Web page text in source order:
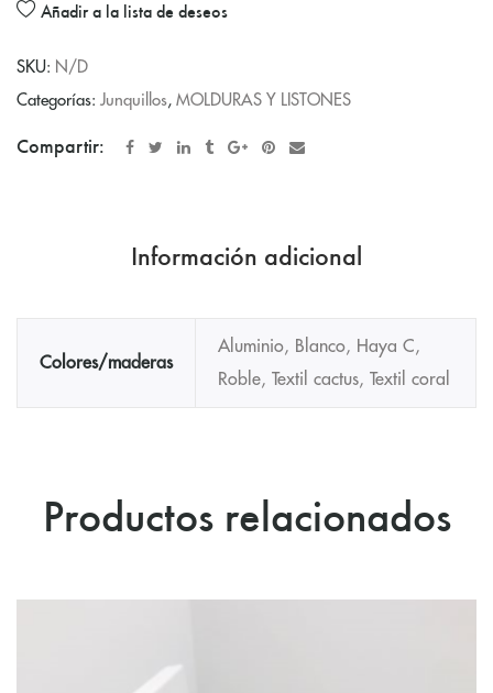
Añadir a la lista de deseos
SKU: N/D
Categorías: Junquillos, MOLDURAS Y LISTONES
Compartir:
Información adicional
Colores/maderas
Aluminio, Blanco, Haya C,
Roble, Textil cactus, Textil coral
Productos relacionados